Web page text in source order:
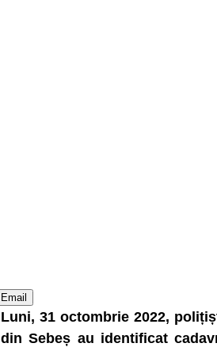
Email
Luni, 31 octombrie 2022,
din Sebeș au identificat